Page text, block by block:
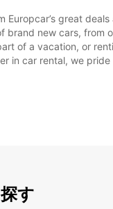
Europcar’s great
brand new cars, from
of a vacation, or
in car rental, we
す